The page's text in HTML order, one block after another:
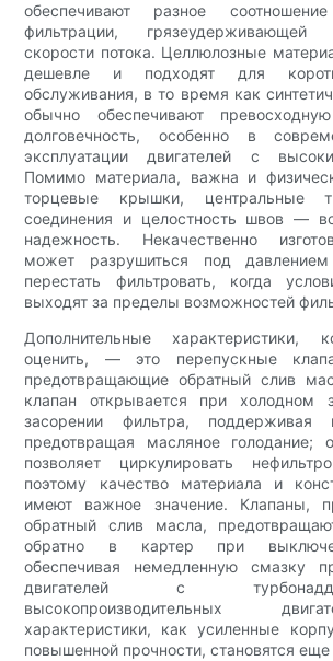
обеспечивают разное
фильтрации, грязеудерживающей
скорости потока. Целлюлозные
дешевле и подходят для
обслуживания, в то время как
обычно обеспечивают
долговечность, особенно в
эксплуатации двигателей с
Помимо материала, важна и
торцевые крышки, центральные
соединения и целостность швов —
надежность. Некачественно
может разрушиться под
перестать фильтровать, когда
выходят за пределы возможностей
Дополнительные характеристики,
оценить, — это перепускные
предотвращающие обратный слив
клапан открывается при холодном
засорении фильтра,
предотвращая масляное голодание;
позволяет циркулировать
поэтому качество материала и
имеют важное значение. Клапаны,
обратный слив масла,
обратно в картер при
обеспечивая немедленную смазку
двигателей с
высокопроизводительных
характеристики, как усиленные
повышенной прочности, становятся